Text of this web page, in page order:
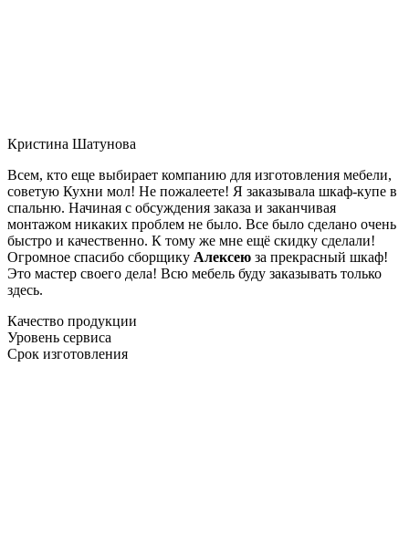
Кристина Шатунова
Всем, кто еще выбирает компанию для изготовления мебели,
советую Кухни мол! Не пожалеете! Я заказывала шкаф-купе в
спальню. Начиная с обсуждения заказа и заканчивая
монтажом никаких проблем не было. Все было сделано очень
быстро и качественно. К тому же мне ещё скидку сделали!
Огромное спасибо сборщику Алексею за прекрасный шкаф!
Это мастер своего дела! Всю мебель буду заказывать только
здесь.
Качество продукции
Уровень сервиса
Срок изготовления